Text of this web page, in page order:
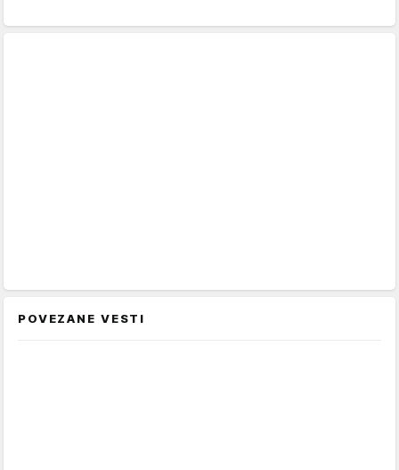
POVEZANE VESTI